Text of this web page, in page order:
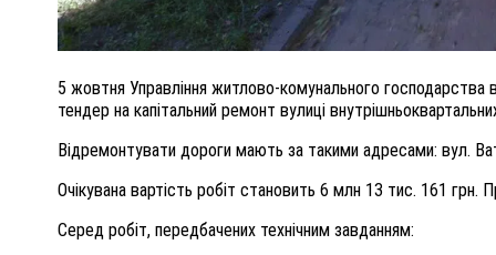
5 жовтня Управління житлово-комунального господарства
тендер на капітальний ремонт вулиці
Відремонтувати дороги мають за такими адресами: вул.
Очікувана вартість робіт становить 6 млн 13 тис. 161 грн.
Серед робіт, передбачених технічним завданням: